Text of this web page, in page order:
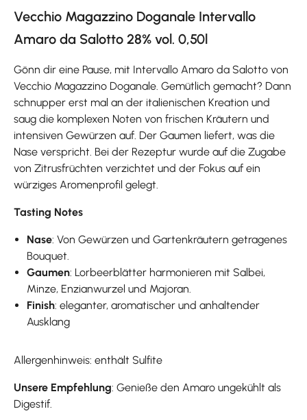
Vecchio Magazzino Doganale Intervallo
Amaro da Salotto 28% vol. 0,50l
Gönn dir eine Pause, mit Intervallo Amaro da Salotto von
Vecchio Magazzino Doganale. Gemütlich gemacht? Dann
schnupper erst mal an der italienischen Kreation und
saug die komplexen Noten von frischen Kräutern und
intensiven Gewürzen auf. Der Gaumen liefert, was die
Nase verspricht. Bei der Rezeptur wurde auf die Zugabe
von Zitrusfrüchten verzichtet und der Fokus auf ein
würziges Aromenprofil gelegt.
Tasting Notes
Nase: Von Gewürzen und Gartenkräutern getragenes
Bouquet.
Gaumen: Lorbeerblätter harmonieren mit Salbei,
Minze, Enzianwurzel und Majoran.
Finish: eleganter, aromatischer und anhaltender
Ausklang
Allergenhinweis: enthält Sulfite
Unsere Empfehlung: Genieße den Amaro ungekühlt als
Digestif.